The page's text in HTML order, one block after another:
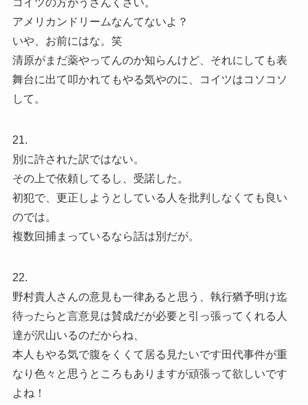
アメリカンドリームなんてないよ？
いや、お前にはな。笑
清原がまだ薬やってんのか知らんけど、それにしても表
舞台に出て叩かれてもやる気やのに、コイツはコソコソ
して。
21.
別に許された訳ではない。
その上で依頼してるし、受諾した。
初犯で、更正しようとしている人を批判しなくても良い
のでは。
複数回捕まっているなら話は別だが。
22.
野村貴人さんの意見も一律あると思う、執行猶予明け迄
待ったらと言意見は賛成だが必要と引っ張ってくれる人
達が沢山いるのだからね、
本人もやる気で腹をくくて居る見たいです田代事件が重
なり色々と思うところもありますが頑張って欲しいです
よね！